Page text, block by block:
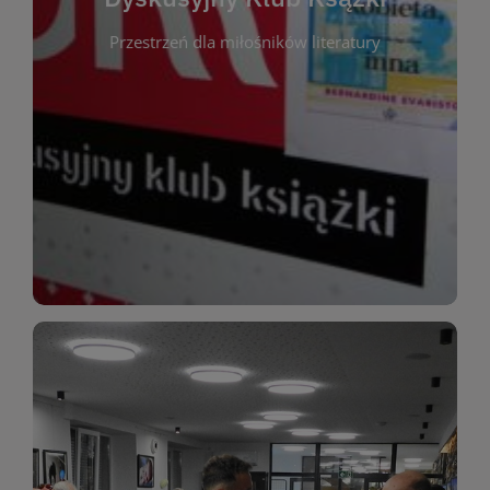
Przestrzeń dla miłośników literatury
Dyskusyjny Klub Ksążki
Dyskusyjny Klub Książki to przestrzeń dla
miłośników literatury, którzy lubią dzielić się
opiniami i emocjami po lekturze. Spotykamy się
regularnie, by rozmawiać o wybranych tytułach z
różnych gatunków literackich. Każde spotkanie to
okazja do inspirującej dyskusji, wymiany
miłośników estetycznych doznań!
WIĘCEJ